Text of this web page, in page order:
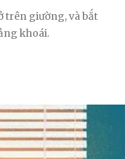
trên giường, và bắt
khoái.